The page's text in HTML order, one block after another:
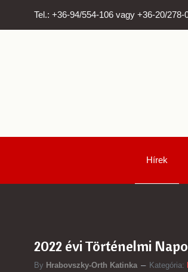
Tel.: +36-94/554-106 vagy +36-20/278-
Hírek
2022 évi Történelmi
By Hrabovszky-Orth Katinka Kategória: